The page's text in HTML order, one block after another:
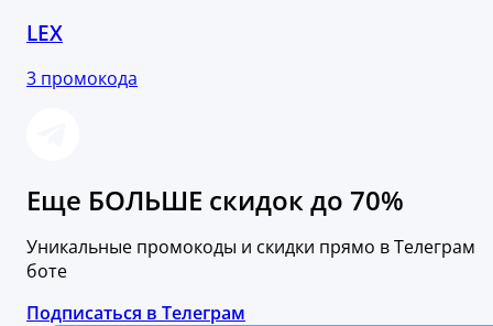
LEX
3 промокода
Еще БОЛЬШЕ скидок до 70%
Уникальные промокоды и скидки прямо в Телеграм
боте
Подписаться в Телеграм